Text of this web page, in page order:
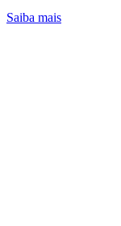
Saiba mais